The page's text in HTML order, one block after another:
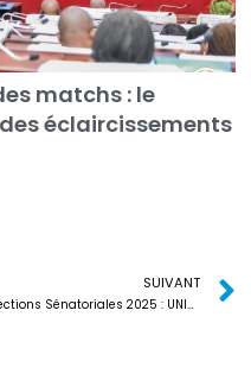
matchs : le
éclaircissements
SUIVANT
Elections Sénatoriales 2025 : UNIR lance les empoignades dans la commune d’Agoè-Nyivé 3